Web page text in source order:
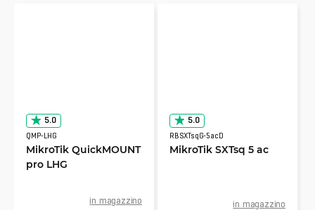
5.0
QMP-LHG
MikroTik QuickMOUNT
pro LHG
in magazzino
5.0
RBSXTsqG-5acD
MikroTik SXTsq 5 ac
in magazzino